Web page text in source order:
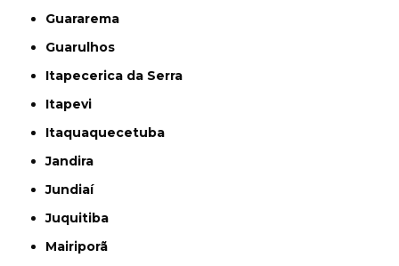
Guararema
Guarulhos
Itapecerica da Serra
Itapevi
Itaquaquecetuba
Jandira
Jundiaí
Juquitiba
Mairiporã